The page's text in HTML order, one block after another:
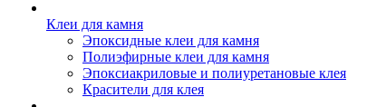
Клеи для камня
Эпоксидные клеи для камня
Полиэфирные клеи для камня
Эпоксиакриловые и полиуретановые клея
Красители для клея